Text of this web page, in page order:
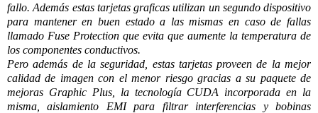
fallo. Además estas tarjetas graficas utilizan un segundo dispositivo
para mantener en buen estado a las mismas en caso de fallas
llamado Fuse Protection que evita que aumente la temperatura de
los componentes conductivos.
Pero además de la seguridad, estas tarjetas proveen de la mejor
calidad de imagencon el menor riesgo gracias a su paquete de
mejoras Graphic Plus, la tecnología CUDA incorporada en la
misma, aislamiento EMI para filtrar interferencias y bobinas